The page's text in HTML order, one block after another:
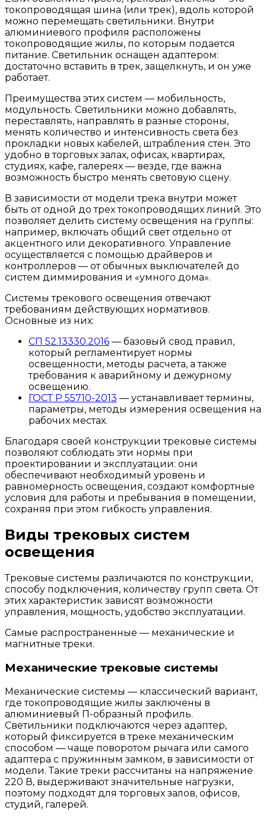
токопроводящая шина (или трек), вдоль которой
можно перемещать светильники. Внутри
алюминиевого профиля расположены
токопроводящие жилы, по которым подается
питание. Светильник оснащен адаптером:
достаточно вставить в трек, защелкнуть, и он уже
работает.
Преимущества этих систем — мобильность,
модульность. Светильники можно добавлять,
переставлять, направлять в разные стороны,
менять количество и интенсивность света без
прокладки новых кабелей, штрабления стен. Это
удобно в торговых залах, офисах, квартирах,
студиях, кафе, галереях — везде, где важна
возможность быстро менять световую сцену.
В зависимости от модели трека внутри может
быть от одной до трех токопроводящих линий. Это
позволяет делить систему освещения на группы:
например, включать общий свет отдельно от
акцентного или декоративного. Управление
осуществляется с помощью драйверов и
контроллеров — от обычных выключателей до
систем диммирования и «умного дома».
Системы трекового освещения отвечают
требованиям действующих нормативов.
Основные из них:
СП 52.13330.2016 — базовый свод правил,
который регламентирует нормы
освещенности, методы расчета, а также
требования к аварийному и дежурному
освещению.
ГОСТ Р 55710-2013 — устанавливает термины,
параметры, методы измерения освещения на
рабочих местах.
Благодаря своей конструкции трековые системы
позволяют соблюдать эти нормы при
проектировании и эксплуатации: они
обеспечивают необходимый уровень и
равномерность освещения, создают комфортные
условия для работы и пребывания в помещении,
сохраняя при этом гибкость управления.
Виды трековых систем
освещения
Трековые системы различаются по конструкции,
способу подключения, количеству групп света. От
этих характеристик зависят возможности
управления, мощность, удобство эксплуатации.
Самые распространенные — механические и
магнитные треки.
Механические трековые системы
Механические системы — классический вариант,
где токопроводящие жилы заключены в
алюминиевый П-образный профиль.
Светильники подключаются через адаптер,
который фиксируется в треке механическим
способом — чаще поворотом рычага или самого
адаптера с пружинным замком, в зависимости от
модели. Такие треки рассчитаны на напряжение
220 В, выдерживают значительные нагрузки,
поэтому подходят для торговых залов, офисов,
студий, галерей.